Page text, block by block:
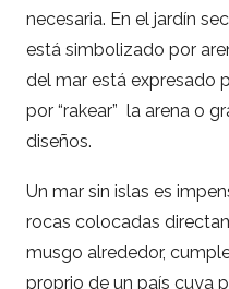
necesaria. En el jardín
está simbolizado por
del mar está expresado
por “rakear” la arena o
diseños.
Un mar sin islas es
rocas colocadas
musgo alrededor,
proprio de un país cuya